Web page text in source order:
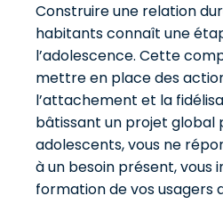
Construire une relation
habitants connaît une
l’adolescence. Cette
mettre en place des
l’attachement et la
bâtissant un projet global
adolescents, vous ne
à un besoin présent, vous
formation de vos usagers